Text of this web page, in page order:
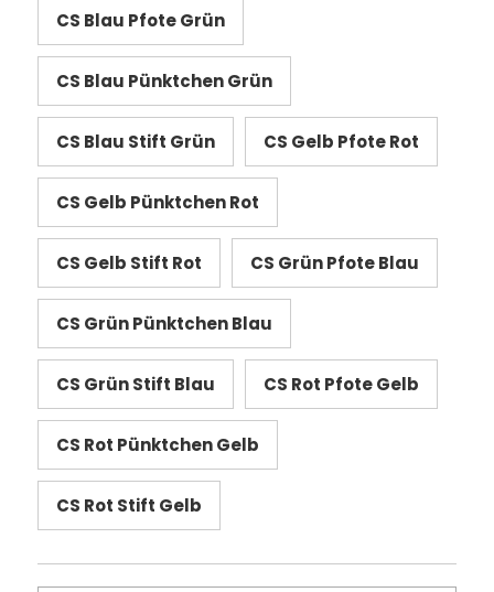
CS Blau Pfote Grün
CS Blau Pünktchen Grün
CS Blau Stift Grün CS Gelb Pfote Rot
CS Gelb Pünktchen Rot
CS Gelb Stift Rot CS Grün Pfote Blau
CS Grün Pünktchen Blau
CS Grün Stift Blau CS Rot Pfote Gelb
CS Rot Pünktchen Gelb
CS Rot Stift Gelb